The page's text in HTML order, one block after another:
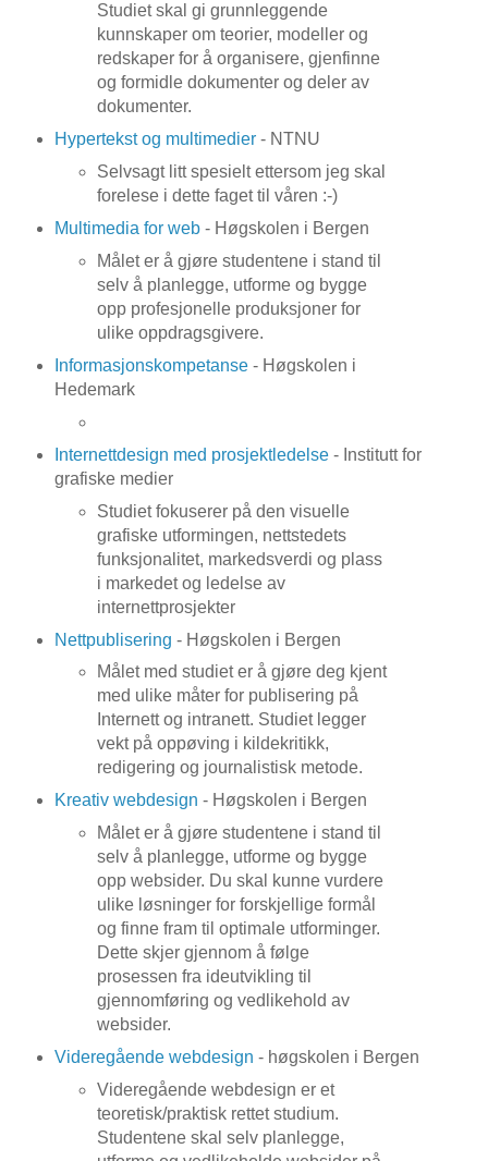
Studiet skal gi grunnleggende
kunnskaper om teorier, modeller og
redskaper for å organisere, gjenfinne
og formidle dokumenter og deler av
dokumenter.
Hypertekst og multimedier- NTNU
Selvsagt litt spesielt ettersom jeg skal
forelese i dette faget til våren :-)
Multimedia for web- Høgskolen i Bergen
Målet er å gjøre studentene i stand til
selv å planlegge, utforme og bygge
opp profesjonelle produksjoner for
ulike oppdragsgivere.
Informasjonskompetanse- Høgskolen i
Hedemark
Internettdesign med prosjektledelse- Institutt for
grafiske medier
Studiet fokuserer på den visuelle
grafiske utformingen, nettstedets
funksjonalitet, markedsverdi og plass
i markedet og ledelse av
internettprosjekter
Nettpublisering - Høgskolen i Bergen
Målet med studiet er å gjøre deg kjent
med ulike måter for publisering på
Internett og intranett. Studiet legger
vekt på oppøving i kildekritikk,
redigering og journalistisk metode.
Kreativ webdesign - Høgskolen i Bergen
Målet er å gjøre studentene i stand til
selv å planlegge, utforme og bygge
opp websider. Du skal kunne vurdere
ulike løsninger for forskjellige formål
og finne fram til optimale utforminger.
Dette skjer gjennom å følge
prosessen fra ideutvikling til
gjennomføring og vedlikehold av
websider.
Videregående webdesign - høgskolen i Bergen
Videregående webdesign er et
teoretisk/praktisk rettet studium.
Studentene skal selv planlegge,